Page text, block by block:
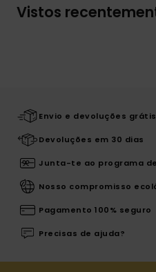
Vistos
Envio e devoluções
Devoluções em 30 dias
Junta-te ao programa
Nosso compromisso
Pagamento 100% seguro
Precisas de ajuda?